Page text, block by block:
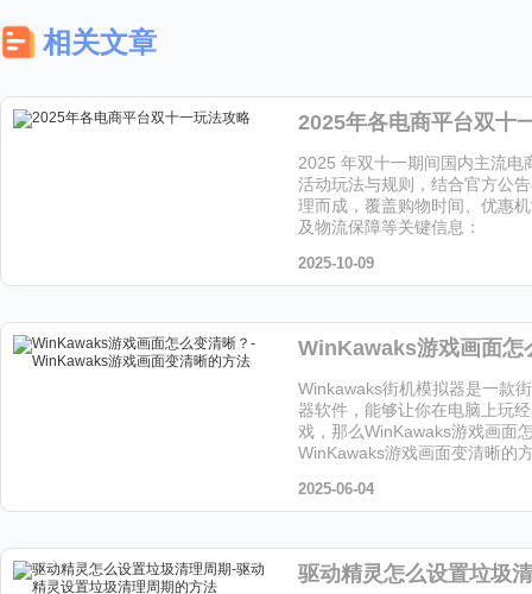
相关文章
2025年各电商平台双十
2025 年双十一期间国内主流电
活动玩法与规则，结合官方公
理而成，覆盖购物时间、优惠
及物流保障等关键信息：
2025-10-09
Winkawaks街机模拟器是一款
器软件，能够让你在电脑上玩
戏，那么WinKawaks游戏画面
WinKawaks游戏画面变清晰的
2025-06-04